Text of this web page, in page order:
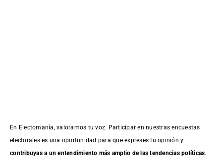
En Electomanía, valoramos tu voz. Participar en nuestras encuestas
electorales es una oportunidad para que expreses tu opinión y
contribuyas a un entendimiento más amplio de las tendencias políticas.